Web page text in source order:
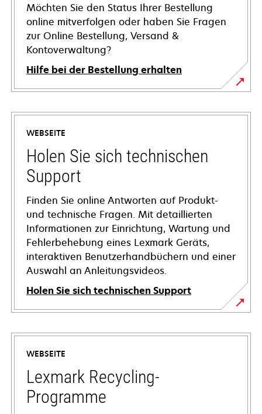
Möchten Sie den Status Ihrer Bestellung
online mitverfolgen oder haben Sie Fragen
zur Online Bestellung, Versand &
Kontoverwaltung?
Hilfe bei der Bestellung erhalten
WEBSEITE
Holen Sie sich technischen
Support
Finden Sie online Antworten auf Produkt-
und technische Fragen. Mit detaillierten
Informationen zur Einrichtung, Wartung und
Fehlerbehebung eines Lexmark Geräts,
interaktiven Benutzerhandbüchern und einer
Auswahl an Anleitungsvideos.
Holen Sie sich technischen Support
wird
in
neuen
Registerkarte
geöffnet
WEBSEITE
Lexmark Recycling-
Programme